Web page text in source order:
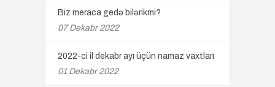
Biz meraca gedə bilərikmi?
07 Dekabr 2022
2022-ci il dekabr ayı üçün namaz vaxtları
01 Dekabr 2022